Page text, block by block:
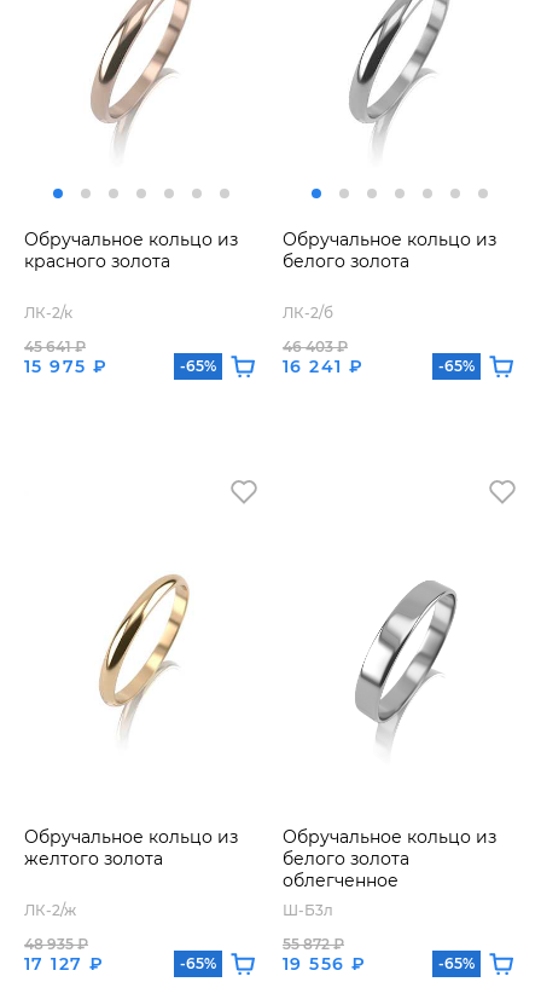
Обручальное кольцо из
красного золота
ЛК-2/к
15 975 ₽
45 641 ₽
-65%
Обручальное кольцо из
белого золота
ЛК-2/б
16 241 ₽
46 403 ₽
-65%
Обручальное кольцо из
желтого золота
ЛК-2/ж
17 127 ₽
48 935 ₽
-65%
Обручальное кольцо из
белого золота
облегченное
Ш-Б3л
19 556 ₽
55 872 ₽
-65%